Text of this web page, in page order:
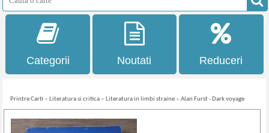
Categorii Noutati Reduceri
Printre Carti » Literatura si critica » Literatura in limbi straine »Alan Furst - Dark voyage